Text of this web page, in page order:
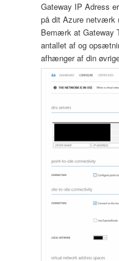
Gateway IP Adress
på dit Azure netværk
Bemærk at Gateway
antallet af og
afhænger af din